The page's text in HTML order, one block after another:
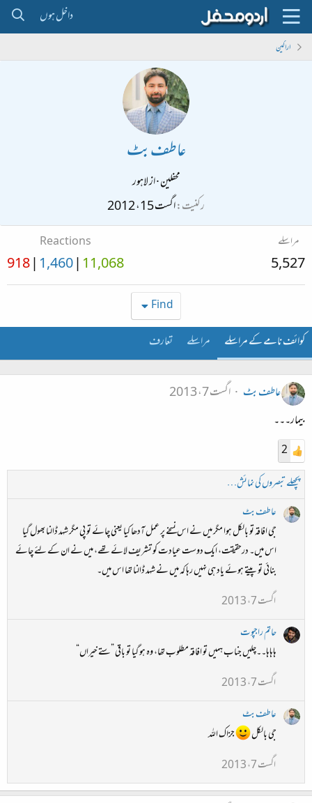
داخل ہوں
اراکین
عاطف بٹ
محفلین·ازلاہور
رکنیت اگست 15، 2012
مراسلے
5,527
Reactions
11,068
1,460
918
Find
کوائف نامے کے مراسلے مراسلے تعارف
عاطف بٹ
اگست 7، 2013
بیمار۔۔۔
2
پچھلے تبصروں کی نمائش…
عاطف بٹ
جی افاقہ تو بالکل ہوا مگر میں نے اس نسخے پر عمل آدھا کیا یعنی چائے تو پی مگر شہد ڈالنا بھول گیا
اس میں۔ درحقیقت، ایک دوست عیادت کو تشریف لائے تھے، میں نے ان کے لئے چائے
بنائی تو پیتے ہوئے یاد ہی نہیں رہا کہ میں نے شہد ڈالنا تھا اس میں۔
اگست 7، 2013
حاتم راجپوت
ہاہاہا۔۔چلیں جناب ہمیں تو افاقہ مطلوب تھا، وہ ہو گیا تو باقی ”ستے خیراں“
اگست 7، 2013
عاطف بٹ
جی بالکل
جزاک اللہ
اگست 7، 2013